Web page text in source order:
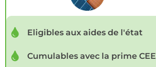
Eligibles aux aides de l'état
Cumulables avec la prime CEE